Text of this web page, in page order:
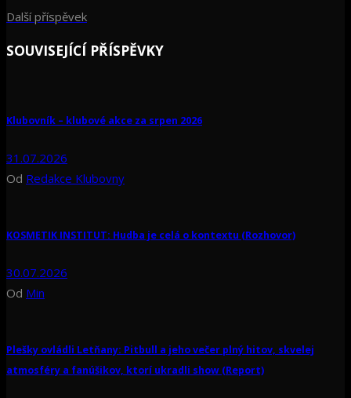
Další příspěvek
SOUVISEJÍCÍ PŘÍSPĚVKY
Klubovník – klubové akce za srpen 2026
31.07.2026
Od Redakce Klubovny
KOSMETIK INSTITUT: Hudba je celá o kontextu (Rozhovor)
30.07.2026
Od Min
Plešky ovládli Letňany: Pitbull a jeho večer plný hitov, skvelej
atmosféry a fanúšikov, ktorí ukradli show (Report)